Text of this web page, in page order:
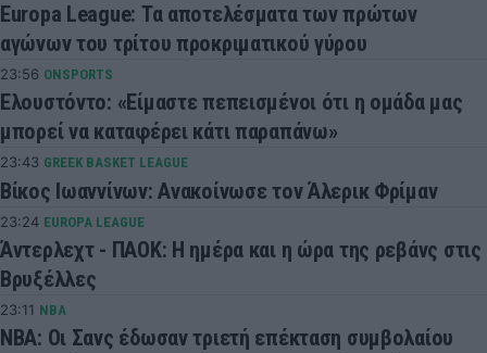
Europa League: Τα αποτελέσματα των πρώτων
αγώνων του τρίτου προκριματικού γύρου
23:56 ONSPORTS
Ελουστόντο: «Είμαστε πεπεισμένοι ότι η ομάδα μας
μπορεί να καταφέρει κάτι παραπάνω»
23:43 GREEK BASKET LEAGUE
Βίκος Ιωαννίνων: Ανακοίνωσε τον Άλερικ Φρίμαν
23:24 EUROPA LEAGUE
Άντερλεχτ - ΠΑΟΚ: Η ημέρα και η ώρα της ρεβάνς στις
Βρυξέλλες
23:11 NBA
ΝΒΑ: Οι Σανς έδωσαν τριετή επέκταση συμβολαίου